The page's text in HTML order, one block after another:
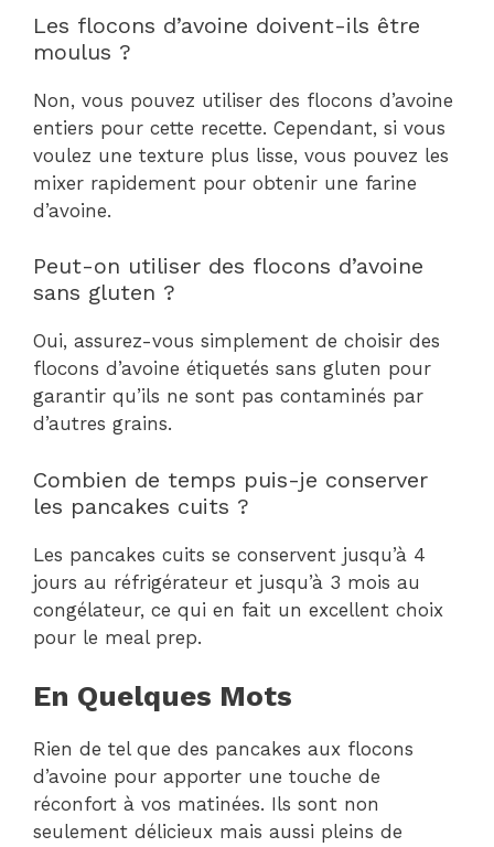
Les flocons d’avoine doivent-ils être
moulus ?
Non, vous pouvez utiliser des flocons d’avoine
entiers pour cette recette. Cependant, si vous
voulez une texture plus lisse, vous pouvez les
mixer rapidement pour obtenir une farine
d’avoine.
Peut-on utiliser des flocons d’avoine
sans gluten ?
Oui, assurez-vous simplement de choisir des
flocons d’avoine étiquetés sans gluten pour
garantir qu’ils ne sont pas contaminés par
d’autres grains.
Combien de temps puis-je conserver
les pancakes cuits ?
Les pancakes cuits se conservent jusqu’à 4
jours au réfrigérateur et jusqu’à 3 mois au
congélateur, ce qui en fait un excellent choix
pour le meal prep.
En Quelques Mots
Rien de tel que des pancakes aux flocons
d’avoine pour apporter une touche de
réconfort à vos matinées. Ils sont non
seulement délicieux mais aussi pleins de